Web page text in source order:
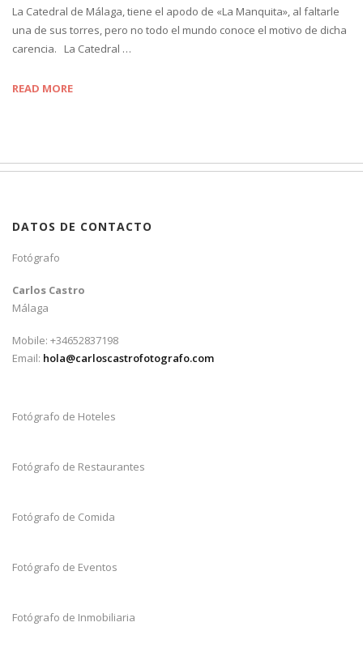
La Catedral de Málaga, tiene el apodo de «La Manquita», al faltarle
una de sus torres, pero no todo el mundo conoce el motivo de dicha
carencia. La Catedral …
READ MORE
DATOS DE CONTACTO
Fotógrafo
Carlos Castro
Málaga
Mobile: +34652837198
Email: hola@carloscastrofotografo.com
Fotógrafo de Hoteles
Fotógrafo de Restaurantes
Fotógrafo de Comida
Fotógrafo de Eventos
Fotógrafo de Inmobiliaria